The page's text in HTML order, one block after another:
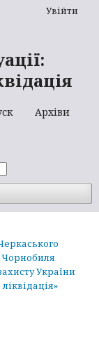
Архіви
Увійти
Чорнобиля
України